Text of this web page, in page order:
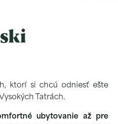
ktorí si chcú odniesť ešte
Tatrách.
ubytovanie až pre